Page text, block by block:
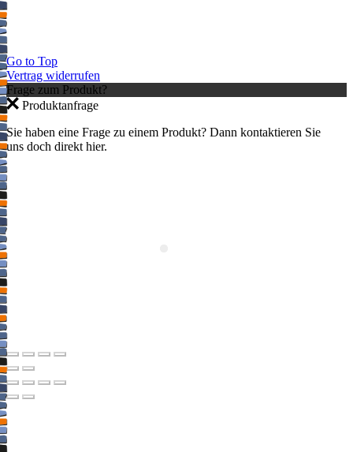
Go to Top
Vertrag widerrufen
Frage zum Produkt?
Produktanfrage
Sie haben eine Frage zu einem Produkt? Dann kontaktieren Sie
uns doch direkt hier.